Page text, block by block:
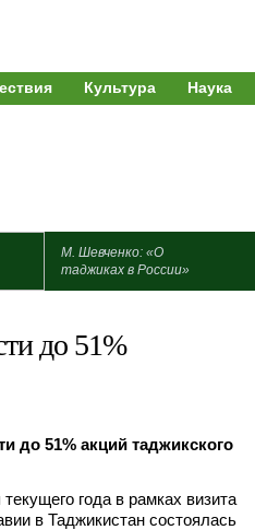
Культура Наука
М. Шевченко: «О
таджиках в России»
до 51%
до 51% акций таджикского
года в рамках визита
в Таджикистан состоялась